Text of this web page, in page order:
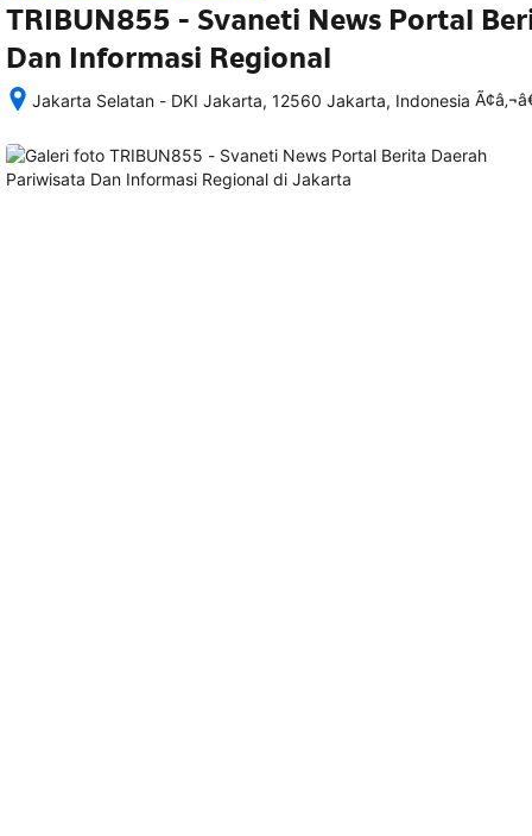
TRIBUN855 - Svaneti News Portal
Dan Informasi Regional
Jakarta Selatan - DKI Jakarta, 12560 Jakarta, Indonesia
memesan,
semua